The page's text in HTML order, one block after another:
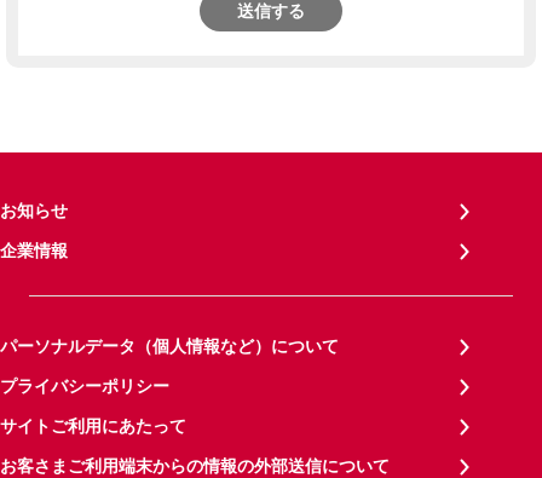
送信する
お知らせ
企業情報
パーソナルデータ（個人情報など）について
プライバシーポリシー
サイトご利用にあたって
お客さまご利用端末からの情報の外部送信について